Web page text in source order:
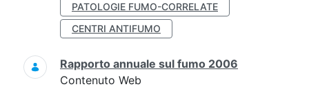
PATOLOGIE FUMO-CORRELATE
CENTRI ANTIFUMO
Rapporto annuale sul fumo 2006
Contenuto Web